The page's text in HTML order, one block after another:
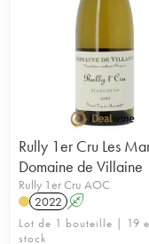
Rully 1er Cru Les
Domaine de Villaine
Rully 1er Cru AOC
2022 A
Lot de 1 bouteille | 19
stock